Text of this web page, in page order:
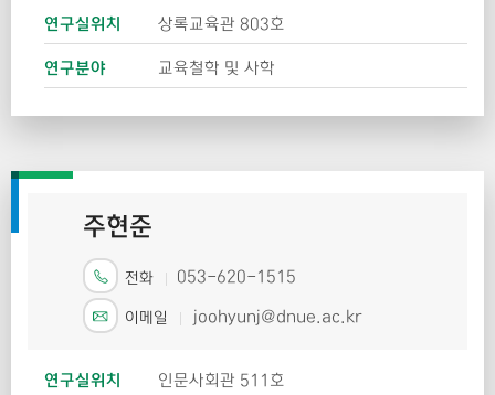
연구실위치
상록교육관 803호
연구분야
교육철학 및 사학
주현준
전화
053-620-1515
이메일
joohyunj@dnue.ac.kr
연구실위치
인문사회관 511호